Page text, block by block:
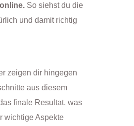
So siehst du die
und damit richtig
zeigen dir hingegen
aus diesem
finale Resultat, was
wichtige Aspekte